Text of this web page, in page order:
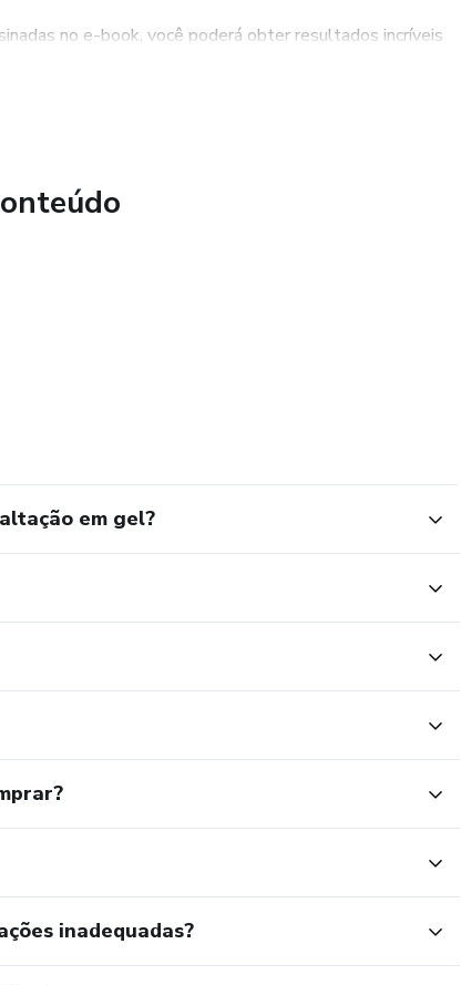
no e-book, você poderá obter resultados incríveis
com durabilidade e brilho prolongados, o que
uma profissional de sucesso na área de manicure. Isso
sua clientela e elevar sua carreira a um novo
em gel?
inadequadas?